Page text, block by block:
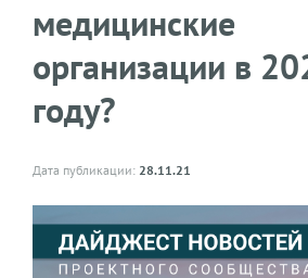
медицинские
организации в
году?
Дата публикации: 28.11.21